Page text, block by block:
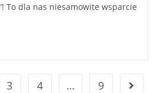
To dla nas niesamowite wsparcie
3 4 … 9